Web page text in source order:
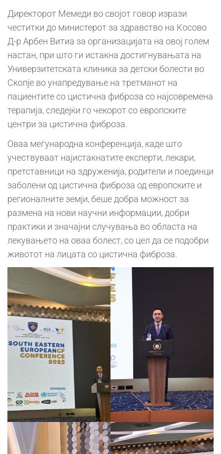
Директорот Мемеди во својот говор изрази
честитки до министерот за здравство на Косово
Д-р Арбен Витиа за организацијата на овој голем
настан, при што ги истакна достигнувањата на
Универзитетската клиника за детски болести во
Скопје во унапредување на третманот на
пациентите со цистична фиброза со најсовремена
терапија, следејќи го чекорот со европските
центри за цистична фиброза.
Оваа меѓународна конференција, каде што
учествуваат најистакнатите експерти, лекари,
претставници на здруженија, родители и поединци
заболени од цистична фиброза од европските и
регионалните земји, беше добра можност за
размена на нови научни информации, добри
практики и значајни случувања во областа на
лекувањето на оваа болест, со цел да се подобри
животот на лицата со цистична фиброза.